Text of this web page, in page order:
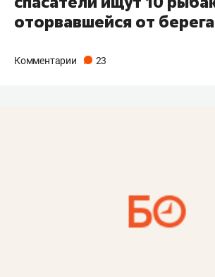
оторвавшейся от
Комментарии 23